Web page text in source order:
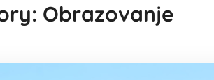
Obrazovanje